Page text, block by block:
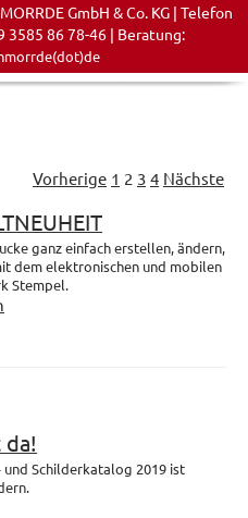
GmbH & Co. KG | Telefon
3585 86 78-46 | Beratung:
Vorherige 1 2 3 4 Nächste
ganz einfach erstellen, ändern,
dem elektronischen und mobilen
Stempel.
da!
und Schilderkatalog 2019 ist